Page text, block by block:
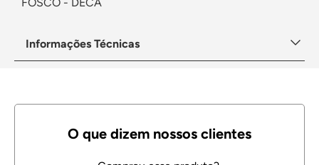
Informações Técnicas